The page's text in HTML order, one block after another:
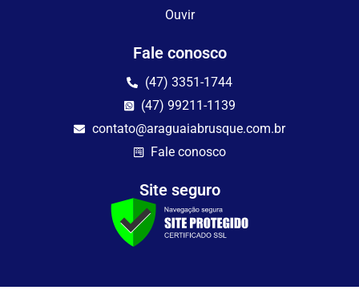
Ouvir
Fale conosco
(47) 3351-1744
(47) 99211-1139
contato@araguaiabrusque.com.br
Fale conosco
Site seguro